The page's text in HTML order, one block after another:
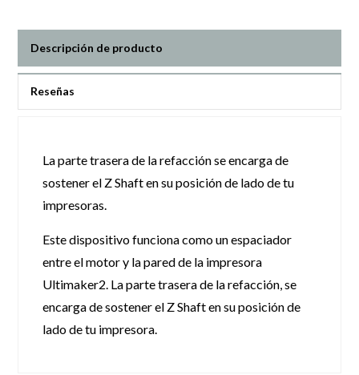
Descripción de producto
Reseñas
La parte trasera de la refacción se encarga de
sostener el Z Shaft en su posición de lado de tu
impresoras.
Este dispositivo funciona como un espaciador
entre el motor y la pared de la impresora
Ultimaker2. La parte trasera de la refacción, se
encarga de sostener el Z Shaft en su posición de
lado de tu impresora.